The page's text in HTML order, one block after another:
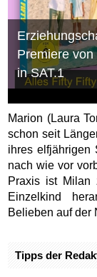
Premiere von
in SAT.1
Marion (Laura
schon seit
ihres elfjährigen
nach wie vor
Praxis ist Milan
Einzelkind
Belieben auf der
Tipps der